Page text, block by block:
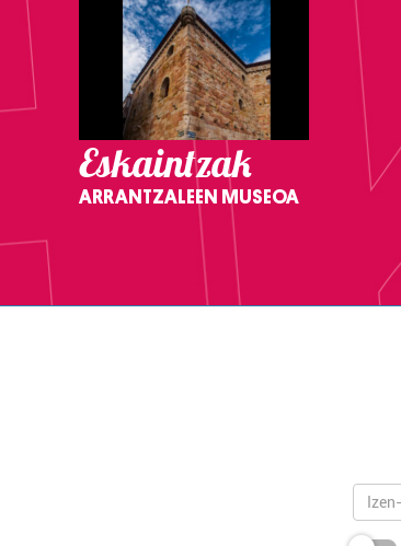
Eskaintzak
ARRANTZALEEN MUSEOA